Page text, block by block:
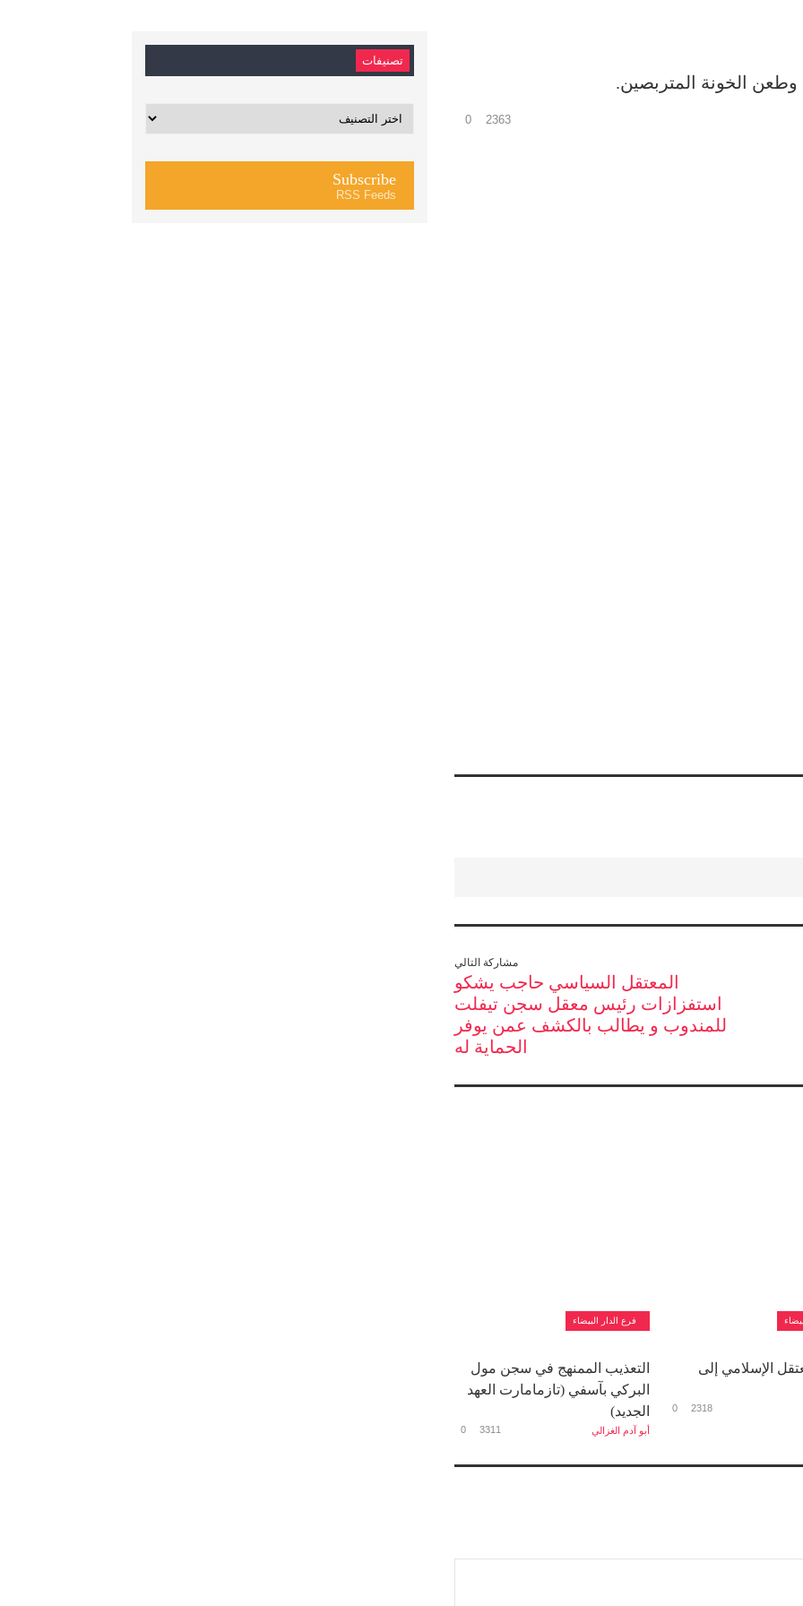
الخونة المتربصين.
2363
0
مشاركة التالي
المعتقل السياسي حاجب يشكو
استفزازات رئيس معقل سجن تيفلت
للمندوب و يطالب بالكشف عمن يوفر
الحماية له
الإسلامي إلى
2318
0
فرع الدار البيضاء
التعذيب الممنهج في سجن مول
البركي بآسفي (تازمامارت العهد
الجديد)
أبو آدم الغزالي 3311
0
تصنيفات
تصنيفات
Subscribe
RSS Feeds